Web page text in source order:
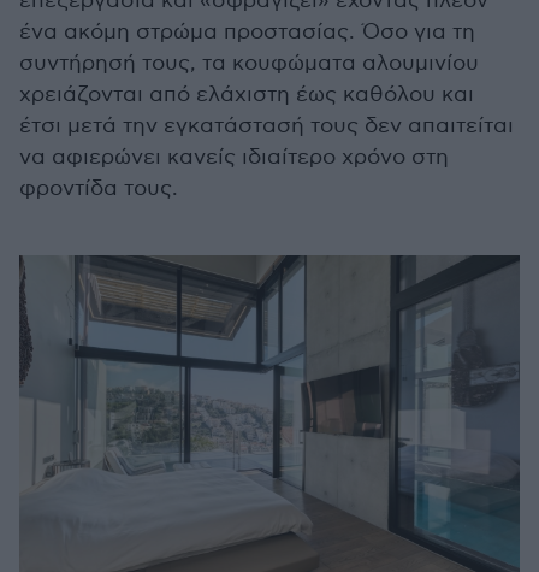
ένα ακόμη στρώμα προστασίας. Όσο για τη
συντήρησή τους, τα κουφώματα αλουμινίου
χρειάζονται από ελάχιστη έως καθόλου και
έτσι μετά την εγκατάστασή τους δεν απαιτείται
να αφιερώνει κανείς ιδιαίτερο χρόνο στη
φροντίδα τους.